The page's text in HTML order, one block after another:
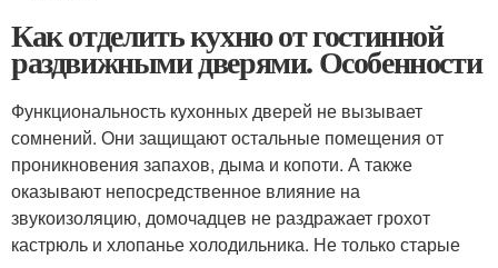
Как отделить кухню от гостинной
раздвижными дверями. Особенности
Функциональность кухонных дверей не вызывает
сомнений. Они защищают остальные помещения от
проникновения запахов, дыма и копоти. А также
оказывают непосредственное влияние на
звукоизоляцию, домочадцев не раздражает грохот
кастрюль и хлопанье холодильника. Не только старые